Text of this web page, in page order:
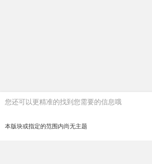
您还可以更精准的找到您需要的信息哦
本版块或指定的范围内尚无主题